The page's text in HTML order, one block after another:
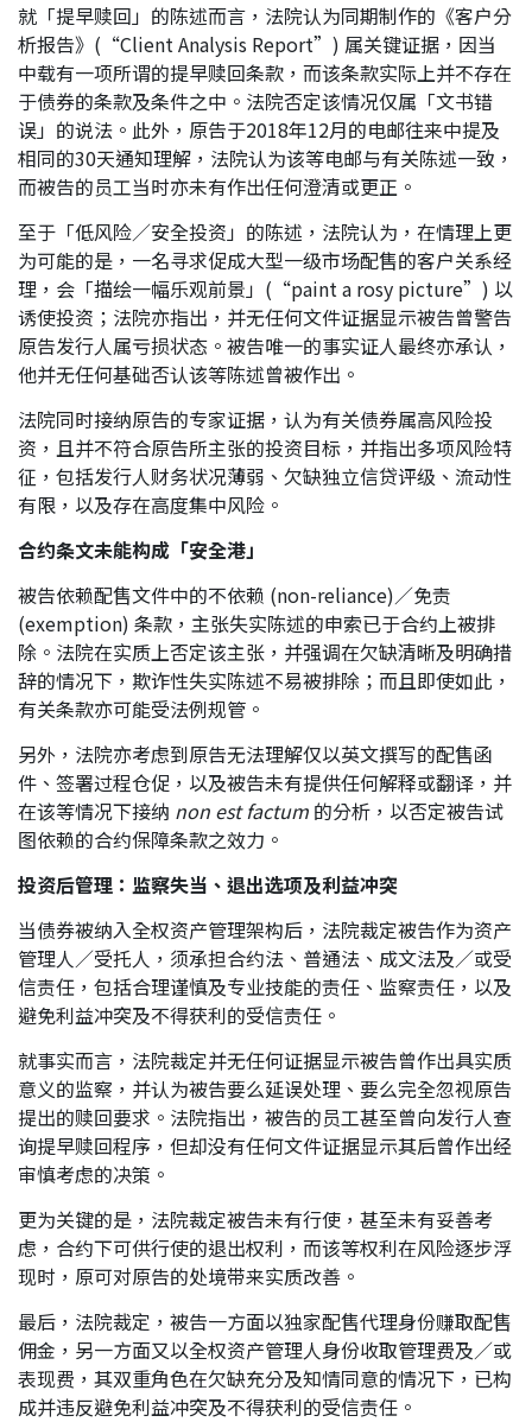
就「提早赎回」的陈述而言，法院认为同期制作的《客户分
析报告》(“Client Analysis Report”) 属关键证据，因当
中载有一项所谓的提早赎回条款，而该条款实际上并不存在
于债券的条款及条件之中。法院否定该情况仅属「文书错
误」的说法。此外，原告于2018年12月的电邮往来中提及
相同的30天通知理解，法院认为该等电邮与有关陈述一致，
而被告的员工当时亦未有作出任何澄清或更正。
至于「低风险／安全投资」的陈述，法院认为，在情理上更
为可能的是，一名寻求促成大型一级市场配售的客户关系经
理，会「描绘一幅乐观前景」(“paint a rosy picture”) 以
诱使投资；法院亦指出，并无任何文件证据显示被告曾警告
原告发行人属亏损状态。被告唯一的事实证人最终亦承认，
他并无任何基础否认该等陈述曾被作出。
法院同时接纳原告的专家证据，认为有关债券属高风险投
资，且并不符合原告所主张的投资目标，并指出多项风险特
征，包括发行人财务状况薄弱、欠缺独立信贷评级、流动性
有限，以及存在高度集中风险。
合约条文未能构成「安全港」
被告依赖配售文件中的不依赖 (non-reliance)／免责
(exemption) 条款，主张失实陈述的申索已于合约上被排
除。法院在实质上否定该主张，并强调在欠缺清晰及明确措
辞的情况下，欺诈性失实陈述不易被排除；而且即使如此，
有关条款亦可能受法例规管。
另外，法院亦考虑到原告无法理解仅以英文撰写的配售函
件、签署过程仓促，以及被告未有提供任何解释或翻译，并
在该等情况下接纳 non est factum 的分析，以否定被告试
图依赖的合约保障条款之效力。
投资后管理：监察失当、退出选项及利益冲突
当债券被纳入全权资产管理架构后，法院裁定被告作为资产
管理人／受托人，须承担合约法、普通法、成文法及／或受
信责任，包括合理谨慎及专业技能的责任、监察责任，以及
避免利益冲突及不得获利的受信责任。
就事实而言，法院裁定并无任何证据显示被告曾作出具实质
意义的监察，并认为被告要么延误处理、要么完全忽视原告
提出的赎回要求。法院指出，被告的员工甚至曾向发行人查
询提早赎回程序，但却没有任何文件证据显示其后曾作出经
审慎考虑的决策。
更为关键的是，法院裁定被告未有行使，甚至未有妥善考
虑，合约下可供行使的退出权利，而该等权利在风险逐步浮
现时，原可对原告的处境带来实质改善。
最后，法院裁定，被告一方面以独家配售代理身份赚取配售
佣金，另一方面又以全权资产管理人身份收取管理费及／或
表现费，其双重角色在欠缺充分及知情同意的情况下，已构
成并违反避免利益冲突及不得获利的受信责任。